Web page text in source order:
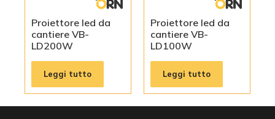
Proiettore led da
cantiere VB-
LD200W
Leggi tutto
Proiettore led da
cantiere VB-
LD100W
Leggi tutto